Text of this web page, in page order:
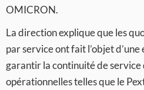
OMICRON.
La direction explique que les
par service ont fait l’objet
garantir la continuité de service
opérationnelles telles que le